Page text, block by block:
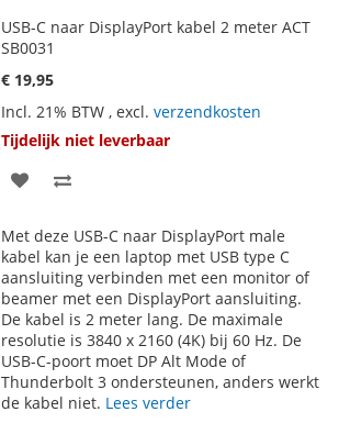
USB-C naar DisplayPort kabel 2 meter ACT
SB0031
€ 19,95
Incl. 21% BTW , excl. verzendkosten
Tijdelijk niet leverbaar
VOEG
AAN
VERLANGLIJST
TE
VERGELIJKEN
Met deze USB-C naar DisplayPort male
kabel kan je een laptop met USB type C
aansluiting verbinden met een monitor of
beamer met een DisplayPort aansluiting.
De kabel is 2 meter lang. De maximale
resolutie is 3840 x 2160 (4K) bij 60 Hz. De
USB-C-poort moet DP Alt Mode of
Thunderbolt 3 ondersteunen, anders werkt
de kabel niet. Lees verder